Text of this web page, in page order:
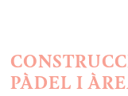
PÀDEL I